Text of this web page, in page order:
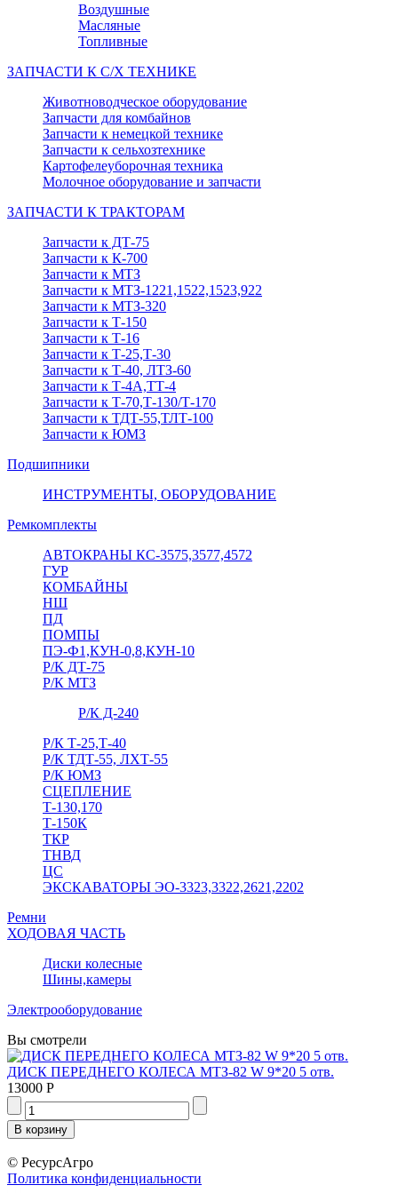
Воздушные
Масляные
Топливные
ЗАПЧАСТИ К С/Х ТЕХНИКЕ
Животноводческое оборудование
Запчасти для комбайнов
Запчасти к немецкой технике
Запчасти к сельхозтехнике
Картофелеуборочная техника
Молочное оборудование и запчасти
ЗАПЧАСТИ К ТРАКТОРАМ
Запчасти к ДТ-75
Запчасти к К-700
Запчасти к МТЗ
Запчасти к МТЗ-1221,1522,1523,922
Запчасти к МТЗ-320
Запчасти к Т-150
Запчасти к Т-16
Запчасти к Т-25,Т-30
Запчасти к Т-40, ЛТЗ-60
Запчасти к Т-4А,ТТ-4
Запчасти к Т-70,Т-130/Т-170
Запчасти к ТДТ-55,ТЛТ-100
Запчасти к ЮМЗ
Подшипники
ИНСТРУМЕНТЫ, ОБОРУДОВАНИЕ
Ремкомплекты
АВТОКРАНЫ КС-3575,3577,4572
ГУР
КОМБАЙНЫ
НШ
ПД
ПОМПЫ
ПЭ-Ф1,КУН-0,8,КУН-10
Р/К ДТ-75
Р/К МТЗ
Р/К Д-240
Р/К Т-25,Т-40
Р/К ТДТ-55, ЛХТ-55
Р/К ЮМЗ
СЦЕПЛЕНИЕ
Т-130,170
Т-150К
ТКР
ТНВД
ЦС
ЭКСКАВАТОРЫ ЭО-3323,3322,2621,2202
Ремни
ХОДОВАЯ ЧАСТЬ
Диски колесные
Шины,камеры
Электрооборудование
Вы смотрели
ДИСК ПЕРЕДНЕГО КОЛЕСА МТЗ-82 W 9*20 5 отв.
13000 Р
© РесурсАгро
Политика конфиденциальности